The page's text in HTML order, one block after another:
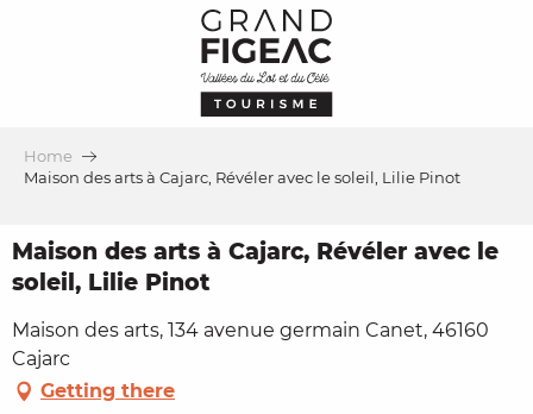
Home
Maison des arts à Cajarc, Révéler avec le soleil, Lilie Pinot
Maison des arts à Cajarc, Révéler avec le
soleil, Lilie Pinot
Maison des arts, 134 avenue germain Canet, 46160
Cajarc
Getting there